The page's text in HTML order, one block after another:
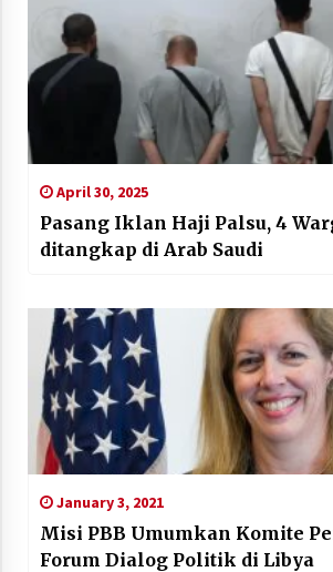
April 30, 2025
Pasang Iklan Haji Palsu, 4
ditangkap di Arab Saudi
January 3, 2021
Misi PBB Umumkan Komite
Forum Dialog Politik di Libya